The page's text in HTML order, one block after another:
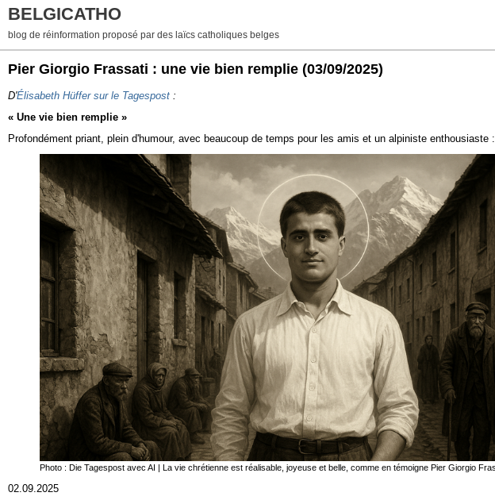
BELGICATHO
blog de réinformation proposé par des laïcs catholiques belges
Pier Giorgio Frassati : une vie bien remplie (03/09/2025)
D'Élisabeth Hüffer sur le Tagespost :
« Une vie bien remplie »
Profondément priant, plein d'humour, avec beaucoup de temps pour les amis et un alpiniste
Photo : Die Tagespost avec AI | La vie chrétienne est réalisable, joyeuse et belle, comme en témoigne Pier Giorgio
02.09.2025